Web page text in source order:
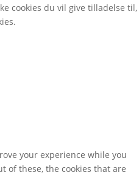
cookies du vil give tilladelse til,
your experience while you
of these, the cookies that are